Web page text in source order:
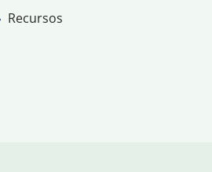
Recursos